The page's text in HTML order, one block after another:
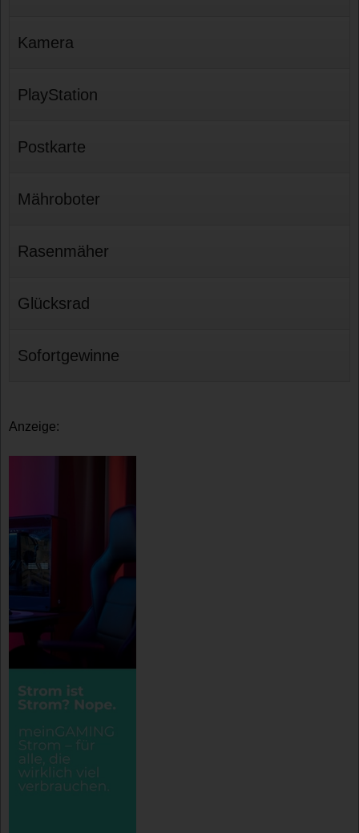
Kamera
PlayStation
Postkarte
Mähroboter
Rasenmäher
Glücksrad
Sofortgewinne
Anzeige: